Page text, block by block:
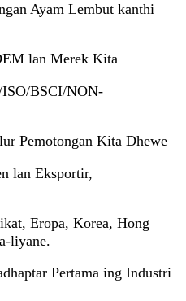
Ayam Lembut kanthi
lan Merek Kita
BSCI/NON-
Pemotongan Kita Dhewe
lan Eksportir,
Eropa, Korea, Hong
liyane.
Pertama ing Industri